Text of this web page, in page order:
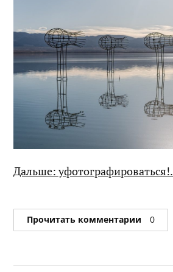
Дальше:
Прочитать комментарии 0